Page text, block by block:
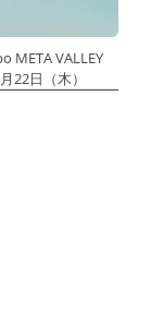
META VALLEY
22日（木）